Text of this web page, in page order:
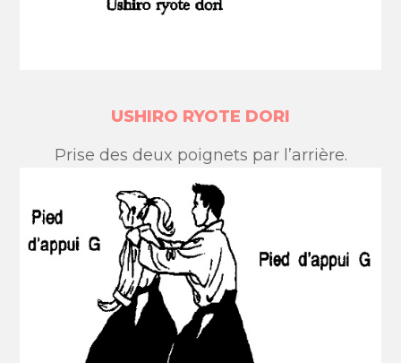
USHIRO RYOTE DORI
Prise des deux poignets par l’arrière.